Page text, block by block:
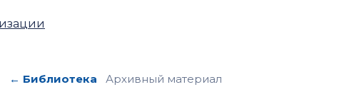
← Библиотека Архивный материал